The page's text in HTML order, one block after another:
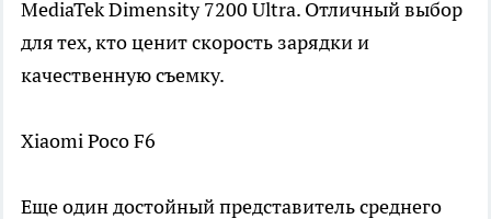
MediaTek Dimensity 7200 Ultra. Отличный выбор
для тех, кто ценит скорость зарядки и
качественную съемку.
Xiaomi Poco F6
Еще один достойный представитель среднего